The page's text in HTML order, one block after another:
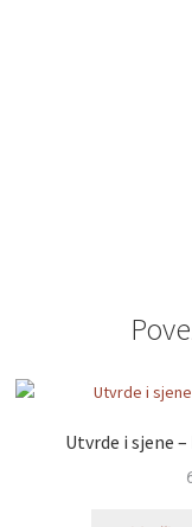
Utvrde i sjene